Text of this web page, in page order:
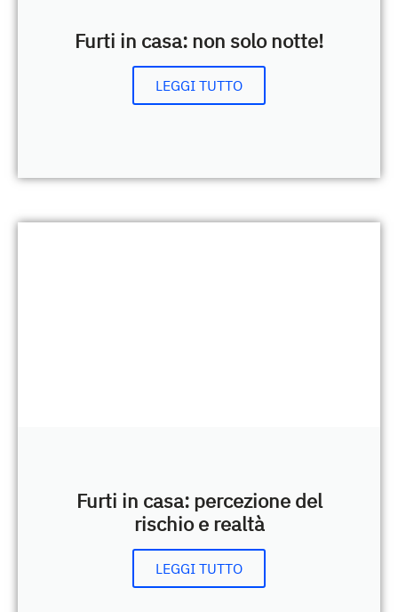
Furti in casa: non solo notte!
LEGGI TUTTO
Furti in casa: percezione del
rischio e realtà
LEGGI TUTTO